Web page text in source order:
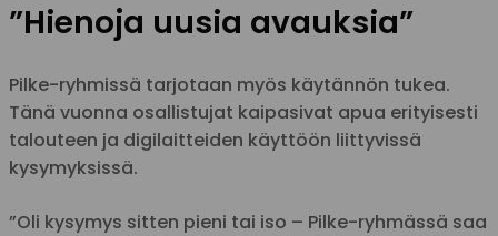
”Hienoja uusia avauksia”
Pilke-ryhmissä tarjotaan myös käytännön tukea.
Tänä vuonna osallistujat kaipasivat apua erityisesti
talouteen ja digilaitteiden käyttöön liittyvissä
kysymyksissä.
”Oli kysymys sitten pieni tai iso – Pilke-ryhmässä saa